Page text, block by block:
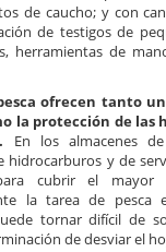
de caucho; y con
de testigos de
herramientas de
ofrecen tanto
la protección de las
En los almacenes
hidrocarburos y de
cubrir el mayor
la tarea de pesca
tornar difícil de
de desviar el